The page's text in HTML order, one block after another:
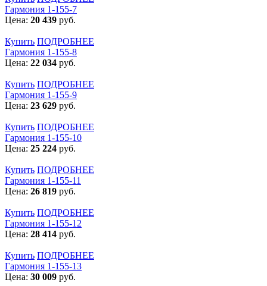
Гармония 1-155-7
Цена: 20 439 руб.
Купить ПОДРОБНЕЕ
Гармония 1-155-8
Цена: 22 034 руб.
Купить ПОДРОБНЕЕ
Гармония 1-155-9
Цена: 23 629 руб.
Купить ПОДРОБНЕЕ
Гармония 1-155-10
Цена: 25 224 руб.
Купить ПОДРОБНЕЕ
Гармония 1-155-11
Цена: 26 819 руб.
Купить ПОДРОБНЕЕ
Гармония 1-155-12
Цена: 28 414 руб.
Купить ПОДРОБНЕЕ
Гармония 1-155-13
Цена: 30 009 руб.